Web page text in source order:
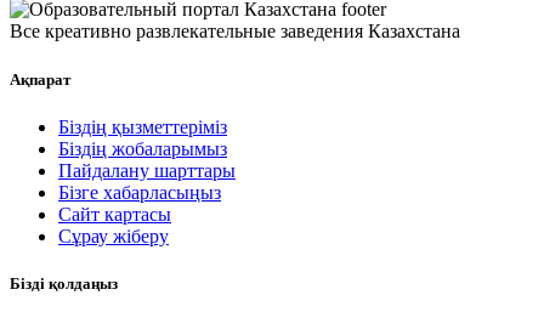
Все креативно развлекательные заведения Казахстана
Ақпарат
Біздің қызметтеріміз
Біздің жобаларымыз
Пайдалану шарттары
Бізге хабарласыңыз
Сайт картасы
Сұрау жіберу
Бізді қолдаңыз